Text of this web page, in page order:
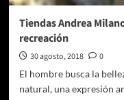
Tiendas Andrea
recreación
30 agosto, 2018
0
El hombre busca la
natural, una expresión